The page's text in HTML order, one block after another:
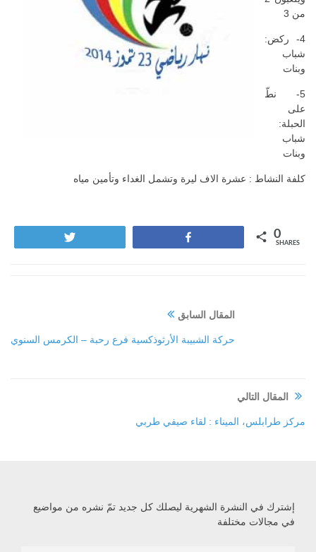
من 3
4- ركض:
شباب
وبنات
5- نطّ
على
الحبلة:
شباب
وبنات
كلفة النشاط : عشرة الاف ليرة وتشمل الغداء وتأمين مياه
0
SHARES
المقال السابق
حركة الشبيبة الأرثوذكسية فرع رحبة – الكرمس السنوي
المقال التالي
مركز طرابلس، الميناء : لقاء صيفي طربي
إشترك في النشرة الشهرية ليصلك كل جديد تمّ نشره من مواضيع
في مجالات مختلفة